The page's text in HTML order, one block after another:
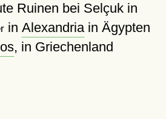
Ruinen bei Selçuk in
in Alexandriain Ägypten
, in Griechenland